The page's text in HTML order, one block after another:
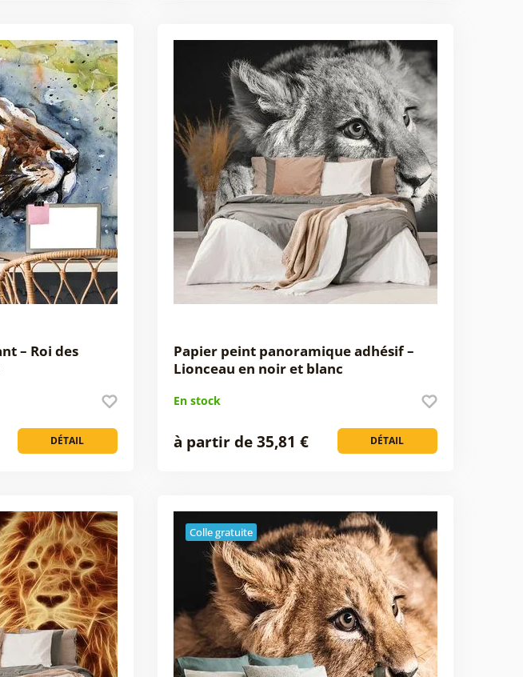
– Roi des
DÉTAIL
Papier peint panoramique adhésif –
Lionceau en noir et blanc
En stock
DÉTAIL
à partir de 35,81 €
Colle gratuite